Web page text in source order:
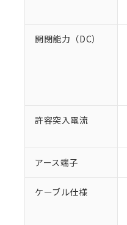
開閉能力（DC）
許容突入電流
アース端子
ケーブル仕様